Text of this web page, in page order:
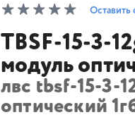
Оставить
TBSF-15-3-
модуль
лвс tbsf-15-3-
оптический